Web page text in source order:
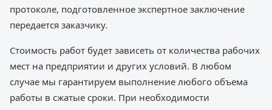
протоколе, подготовленное экспертное заключение
передается заказчику.
Стоимость работ будет зависеть от количества рабочих
мест на предприятии и других условий. В любом
случае мы гарантируем выполнение любого объема
работы в сжатые сроки. При необходимости